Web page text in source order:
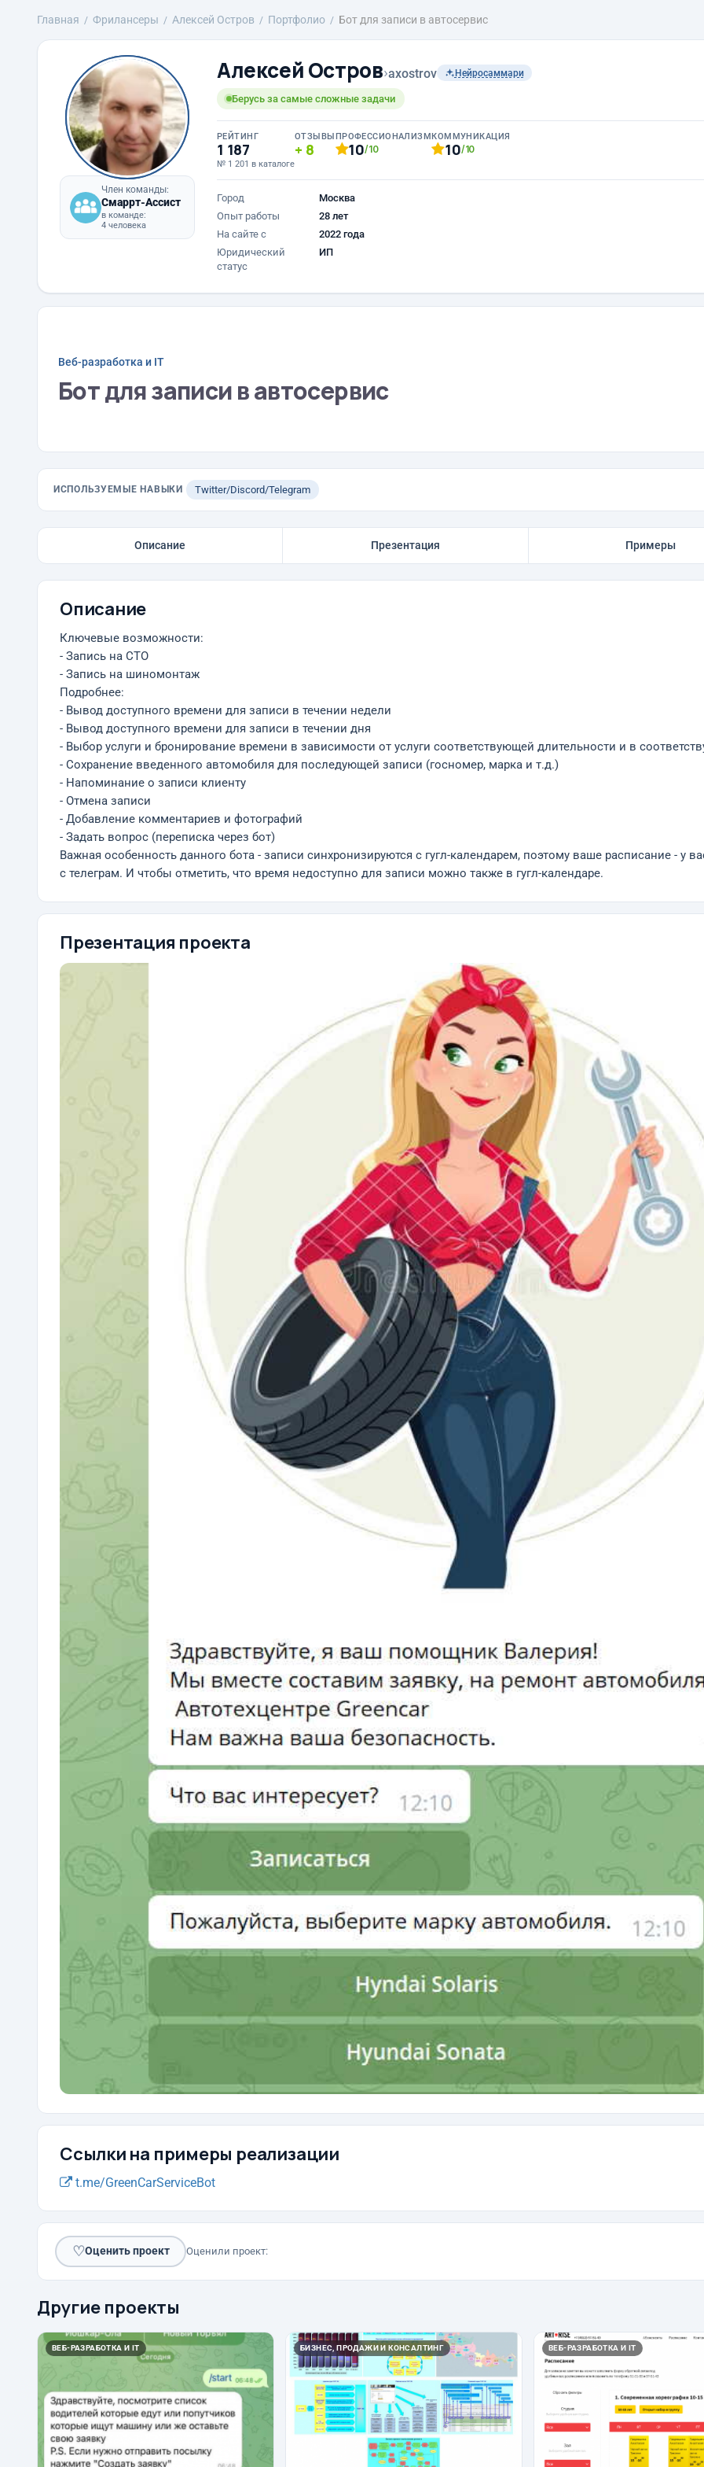
Главная Фрилансеры Алексей Остров Портфолио Бот для записи в автосервис
Член команды:
Смаррт-Ассист
в команде:
4 человека
Алексей Остров›axostrov Нейросаммари
Берусь за самые сложные задачи
РЕЙТИНГ
1 187
№ 1 201 в каталоге
ОТЗЫВЫ
8
ПРОФЕССИОНАЛИЗМ
10/10
КОММУНИКАЦИЯ
10/10
Город
Москва
Опыт работы
28 лет
На сайте с
2022 года
Юридический
статус
ИП
Веб-разработка и IT
Бот для записи в автосервис
ИСПОЛЬЗУЕМЫЕ НАВЫКИ Twitter/Discord/Telegram
Описание Презентация Примеры
Описание
Ключевые возможности:
- Запись на СТО
- Запись на шиномонтаж
Подробнее:
- Вывод доступного времени для записи в течении недели
- Вывод доступного времени для записи в течении дня
- Выбор услуги и бронирование времени в зависимости от услуги соответствующей длительности и в
- Сохранение введенного автомобиля для последующей записи (госномер, марка и т.д.)
- Напоминание о записи клиенту
- Отмена записи
- Добавление комментариев и фотографий
- Задать вопрос (переписка через бот)
Важная особенность данного бота - записи синхронизируются с гугл-календарем, поэтому ваше расписание - у
с телеграм. И чтобы отметить, что время недоступно для записи можно также в гугл-календаре.
Презентация проекта
Ссылки на примеры реализации
t.me/GreenCarServiceBot
♡Оценить проект Оценили проект:
Другие проекты
ВЕБ-РАЗРАБОТКА И IT БИЗНЕС, ПРОДАЖИ И КОНСАЛТИНГ ВЕБ-РАЗРАБОТКА И IT